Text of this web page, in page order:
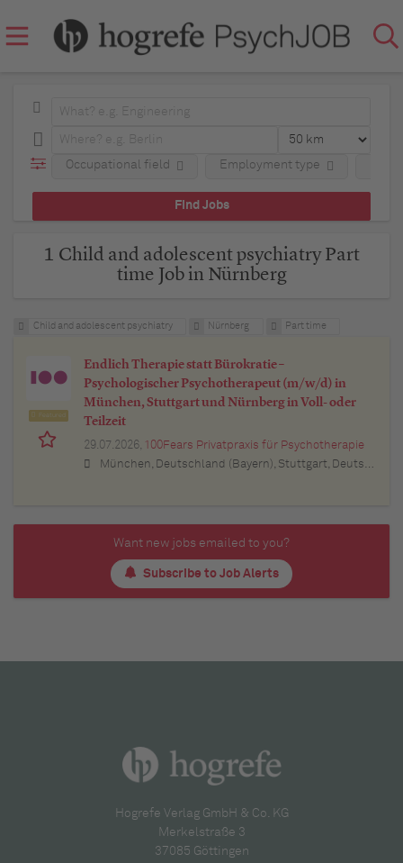
Occupational field Employment type
1 Child and adolescent psychiatry Part
time Job in Nürnberg
Child and adolescent psychiatry Nürnberg Part time
Endlich Therapie statt Bürokratie –
Psychologischer Psychotherapeut (m/w/d) in
München, Stuttgart und Nürnberg in Voll- oder
Teilzeit
29.07.2026, 100Fears Privatpraxis für Psychotherapie
München, Deutschland (Bayern), Stuttgart, Deutschland (Baden-Württemberg), Nürnberg, Deutschland (Bayern), Esslingen am Neckar, Deutschland (Baden-Württemberg), Ludwigsburg, Deutschland (Baden-Württemberg), Sindelfingen, Deutschland (Baden-Württemberg), Böblingen, Deutschland (Baden-Württemberg), Waiblingen, Deutschland (Baden-Württemberg), Heilbronn, Deutschland (Baden-Württemberg), Reutlingen, Deutschland (Baden-Württemberg), Tübingen, Deutschland (Baden-Württemberg), Aalen, Deutschland (Baden-Württemberg), Schwäbisch Gmünd, Deutschland (Baden-Württemberg), Karlsruhe, Deutschland (Baden-Württemberg), Mannheim, Deutschland (Baden-Württemberg), Ulm, Deutschland (Baden-Württemberg), Pforzheim, Deutschland (Baden-Württemberg), Offenburg, Deutschland (Baden-Württemberg), Göppingen, Deutschland (Baden-Württemberg), Baden-Baden, Deutschland (Baden-Württemberg), Heidenheim an der Brenz, Deutschland (Baden-Württemberg), Ingolstadt, Deutschland (Bayern), Erlangen, Deutschland (Bayern), Regensburg, Deutschland (Bayern), Bamberg, Deutschland (Bayern), Bayreuth, Deutschland (Bayern)
Want new jobs emailed to you?
Subscribe to Job Alerts
Hogrefe Verlag GmbH & Co. KG
Merkelstraße 3
37085 Göttingen